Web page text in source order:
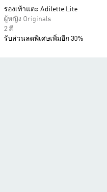
รองเท้าแตะ Adilette Lite
ผู้หญิง Originals
2 สี
รับส่วนลดพิเศษเพิ่มอีก 30%